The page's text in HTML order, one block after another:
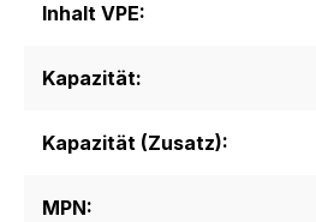
Inhalt VPE:
Kapazität:
Kapazität (Zusatz):
MPN: